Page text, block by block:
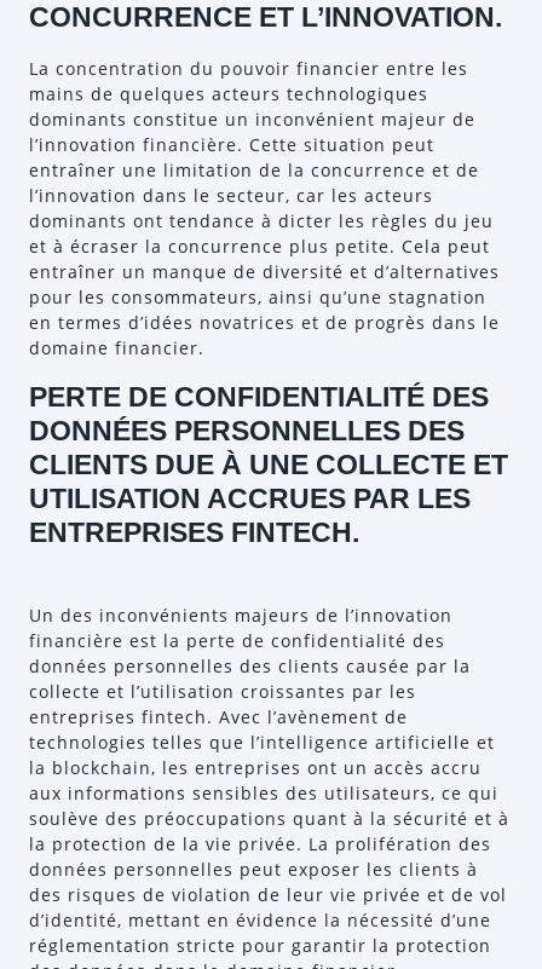
CONCURRENCE ET L’INNOVATION.
La concentration du pouvoir financier entre les
mains de quelques acteurs technologiques
dominants constitue un inconvénient majeur de
l’innovation financière. Cette situation peut
entraîner une limitation de la concurrence et de
l’innovation dans le secteur, car les acteurs
dominants ont tendance à dicter les règles du jeu
et à écraser la concurrence plus petite. Cela peut
entraîner un manque de diversité et d’alternatives
pour les consommateurs, ainsi qu’une stagnation
en termes d’idées novatrices et de progrès dans le
domaine financier.
PERTE DE CONFIDENTIALITÉ DES
DONNÉES PERSONNELLES DES
CLIENTS DUE À UNE COLLECTE ET
UTILISATION ACCRUES PAR LES
ENTREPRISES FINTECH.
Un des inconvénients majeurs de l’innovation
financière est la perte de confidentialité des
données personnelles des clients causée par la
collecte et l’utilisation croissantes par les
entreprises fintech. Avec l’avènement de
technologies telles que l’intelligence artificielle et
la blockchain, les entreprises ont un accès accru
aux informations sensibles des utilisateurs, ce qui
soulève des préoccupations quant à la sécurité et à
la protection de la vie privée. La prolifération des
données personnelles peut exposer les clients à
des risques de violation de leur vie privée et de vol
d’identité, mettant en évidence la nécessité d’une
réglementation stricte pour garantir la protection